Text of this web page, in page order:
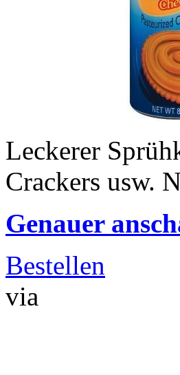
Leckerer
Crackers usw.
Genauer
Bestellen
via